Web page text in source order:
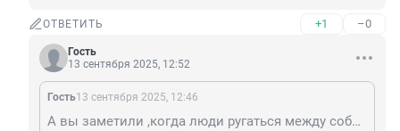
ОТВЕТИТЬ +1 –0
Гость
13 сентября 2025, 12:52
Гость13 сентября 2025, 12:46
А вы заметили ,когда люди ругаться между собой начали ? Всё это произошло ,после массового перенаселения людей в Сочи ,с своим уставом и не уважением тех к кому приехали! Спасибо землякам скажите ,за такое отношение к людям.